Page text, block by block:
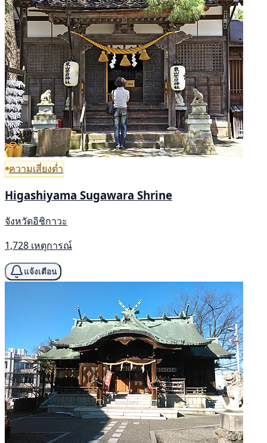
ความเสี่ยงต่ำ
Higashiyama Sugawara Shrine
จังหวัดอิชิกาวะ
1,728 เหตุการณ์
แจ้งเตือน